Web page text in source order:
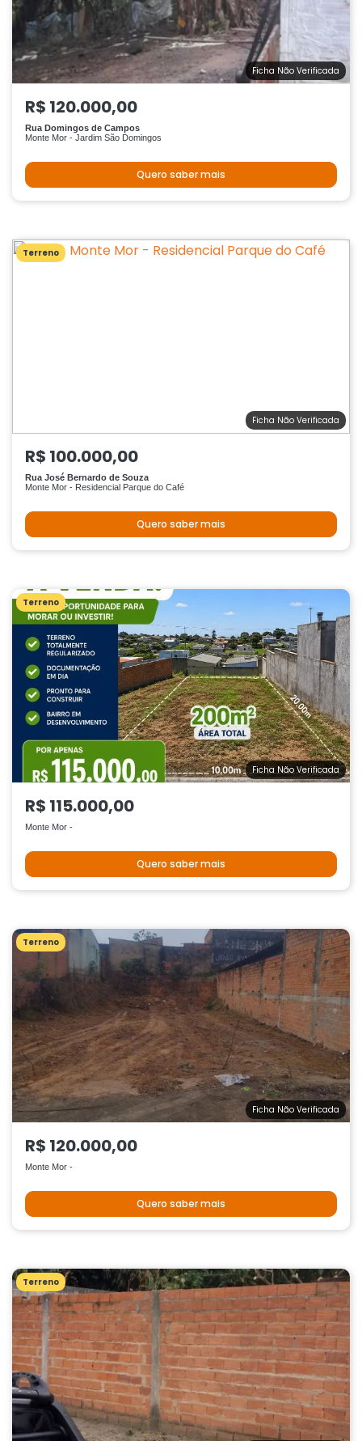
Ficha Não Verificada
R$ 120.000,00
Rua Domingos de Campos
Monte Mor - Jardim São Domingos
Quero saber mais
Terreno
Ficha Não Verificada
R$ 100.000,00
Rua José Bernardo de Souza
Monte Mor - Residencial Parque do Café
Quero saber mais
Terreno
Ficha Não Verificada
R$ 115.000,00
Monte Mor -
Quero saber mais
Terreno
Ficha Não Verificada
R$ 120.000,00
Monte Mor -
Quero saber mais
Terreno